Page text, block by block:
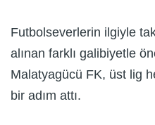
Futbolseverlerin ilgiyle
alınan farklı galibiyetle
Malatyagücü FK, üst lig
bir adım attı.